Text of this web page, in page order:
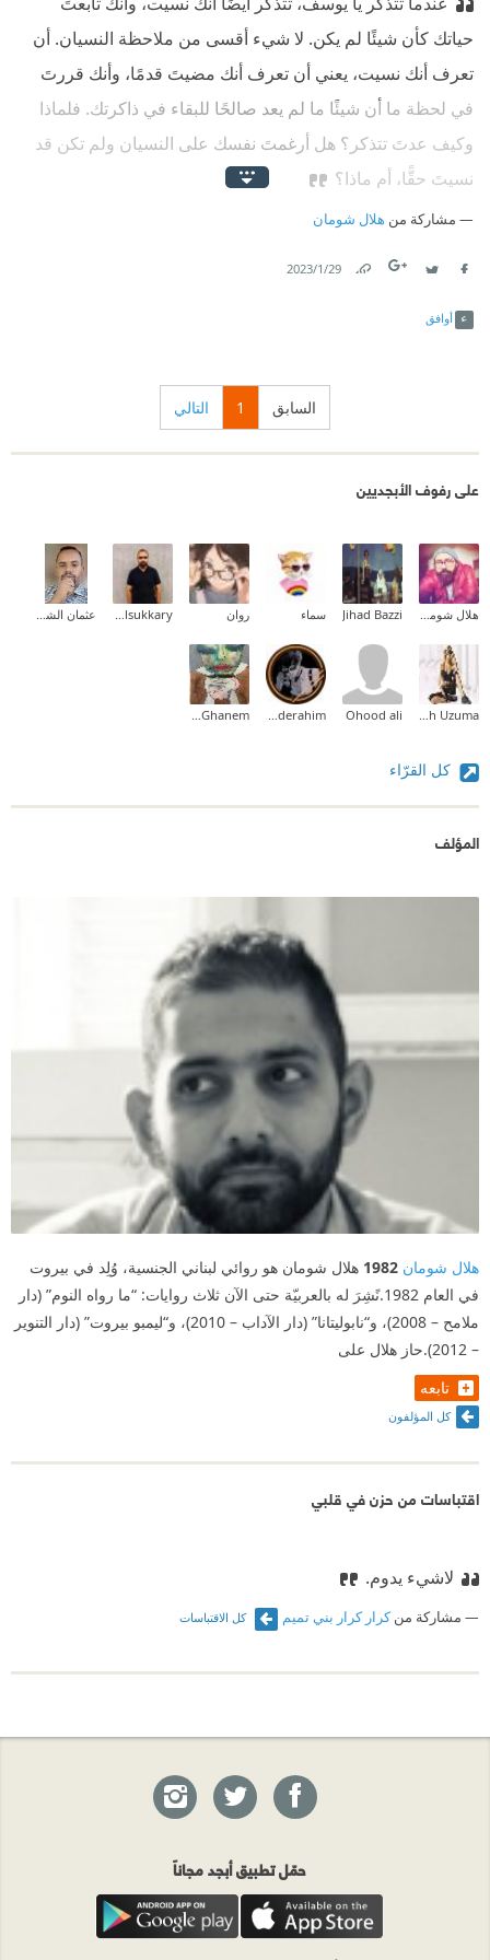
حياتك كأن شيئًا لم يكن. لا شيء أقسى من ملاحظة النسيان. أن
تعرف أنك نسيت، يعني أن تعرف أنك مضيتَ قدمًا، وأنك قررتَ
في لحظة ما أن شيئًا ما لم يعد صالحًا للبقاء في ذاكرتك. فلماذا
وكيف عدتَ تتذكر؟ هل أرغمتَ نفسك على النسيان ولم تكن قد
نسيتَ حقًّا، أم ماذا؟
مشاركة من هلال شومان
29‏/1‏/2023
أوافق
السابق 1 التالي
على رفوف الأبجديين
هلال شومان Jihad Bazzi سماء روان Ahmed Elsukkary عثمان الشيخ خضر النور
Sarah Uzuma
Ohood ali
Abderahim
Neda Ghanem
كل القرّاء
المؤلف
هلال شومان 1982 هلال شومان هو روائي لبناني الجنسية، وُلِد في بيروت
في العام 1982.نًشِرَ له بالعربيّة حتى الآن ثلاث روايات: “ما رواه النوم” (دار
ملامح – 2008)، و“نابوليتانا” (دار الآداب – 2010)، و“ليمبو بيروت” (دار التنوير
– 2012).حاز هلال على
تابعه
كل المؤلفون
اقتباسات من حزن في قلبي
لاشيء يدوم.
مشاركة منكرار كرار بني تميم كل الاقتباسات
حمّل تطبيق أبجد مجاناً